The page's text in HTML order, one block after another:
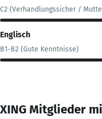
C2 (Verhandlungssicher /
Englisch
B1-B2 (Gute Kenntnisse)
XING Mitglieder